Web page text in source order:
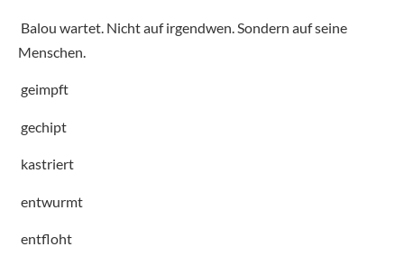
Balou wartet. Nicht auf irgendwen. Sondern auf seine
Menschen.
geimpft
gechipt
kastriert
entwurmt
entfloht